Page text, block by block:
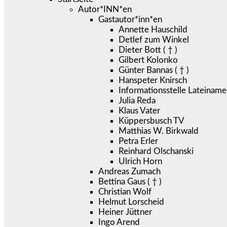
Autor*INN*en
Gastautor*inn*en
Annette Hauschild
Detlef zum Winkel
Dieter Bott ( † )
Gilbert Kolonko
Günter Bannas ( † )
Hanspeter Knirsch
Informationsstelle
Julia Reda
Klaus Vater
Küppersbusch TV
Matthias W. Birkwald
Petra Erler
Reinhard Olschanski
Ulrich Horn
Andreas Zumach
Bettina Gaus ( † )
Christian Wolf
Helmut Lorscheid
Heiner Jüttner
Ingo Arend